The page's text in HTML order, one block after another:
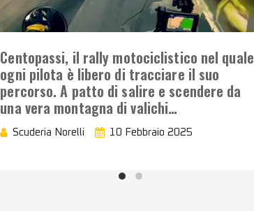
Centopassi, il rally motociclistico nel quale
ogni pilota è libero di tracciare il suo
percorso. A patto di salire e scendere da
una vera montagna di valichi…
Scuderia Norelli 10 Febbraio 2025